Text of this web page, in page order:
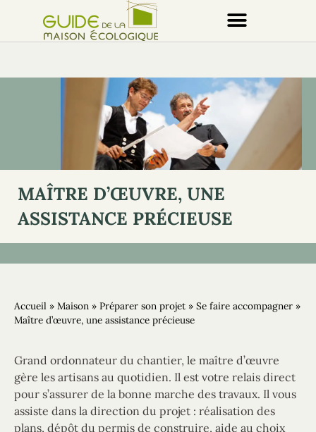
MAÎTRE D’ŒUVRE, UNE
ASSISTANCE PRÉCIEUSE
Accueil » Maison » Préparer son projet » Se faire accompagner »
Maître d’œuvre, une assistance précieuse
Grand ordonnateur du chantier, le maître d’œuvre
gère les artisans au quotidien. Il est votre relais direct
pour s’assurer de la bonne marche des travaux. Il vous
assiste dans la direction du projet : réalisation des
plans, dépôt du permis de construire, aide au choix